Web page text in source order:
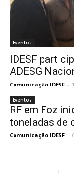
Eventos
IDESF
ADESG
Comunicação IDESF -
Eventos
RF em Foz
toneladas de
Comunicação IDESF -